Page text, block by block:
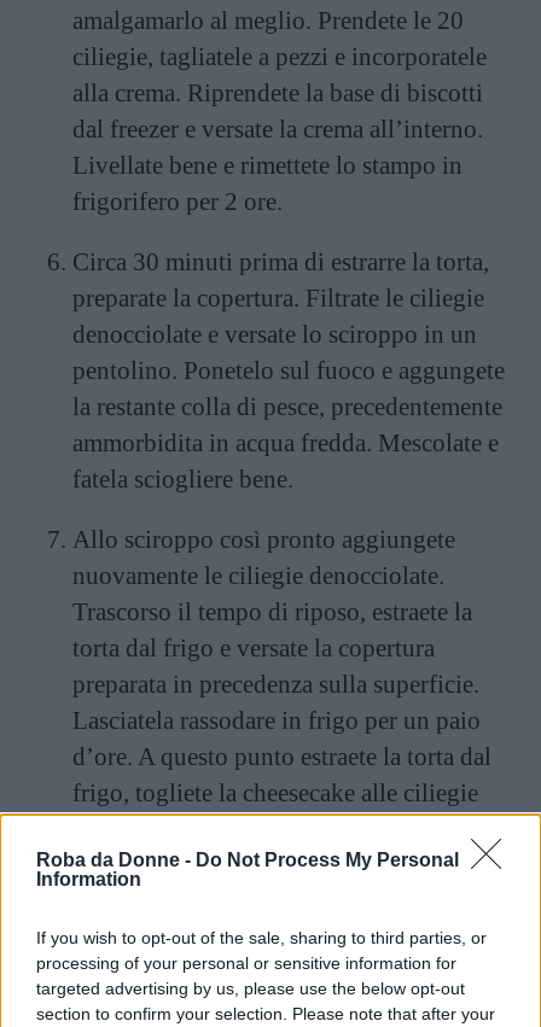
Roba da Donne - Do Not Process My Personal
Information
If you wish to opt-out of the sale, sharing to third parties, or
processing of your personal or sensitive information for
targeted advertising by us, please use the below opt-out
section to confirm your selection. Please note that after your
amalgamarlo al meglio. Prendete le 20
ciliegie, tagliatele a pezzi e incorporatele
alla crema. Riprendete la base di biscotti
dal freezer e versate la crema all’interno.
Livellate bene e rimettete lo stampo in
frigorifero per 2 ore.
Circa 30 minuti prima di estrarre la torta,
preparate la copertura. Filtrate le ciliegie
denocciolate e versate lo sciroppo in un
pentolino. Ponetelo sul fuoco e aggungete
la restante colla di pesce, precedentemente
ammorbidita in acqua fredda. Mescolate e
fatela sciogliere bene.
Allo sciroppo così pronto aggiungete
nuovamente le ciliegie denocciolate.
Trascorso il tempo di riposo, estraete la
torta dal frigo e versate la copertura
preparata in precedenza sulla superficie.
Lasciatela rassodare in frigo per un paio
d’ore. A questo punto estraete la torta dal
frigo, togliete la cheesecake alle ciliegie